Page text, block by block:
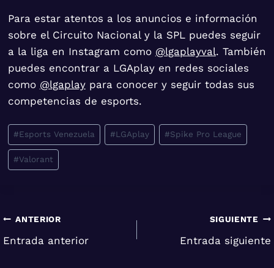
Para estar atentos a los anuncios e información
sobre el Circuito Nacional y la SPL puedes seguir
a la liga en Instagram como @lgaplayval. También
puedes encontrar a LGAplay en redes sociales
como @lgaplaypara conocer y seguir todas sus
competencias de esports.
Etiquetas
de
la
#Esports Venezuela #LGAplay #Spike Pro League
#Valorant
Navegación
de
ANTERIOR
Entrada anterior
SIGUIENTE
Entrada siguiente